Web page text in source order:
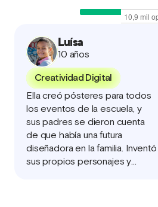
Luísa
10 años
Creatividad Digital
Ella creó pósteres para todos
los eventos de la escuela, y
sus padres se dieron cuenta
de que había una futura
diseñadora en la familia. Inventó
sus propios personajes y